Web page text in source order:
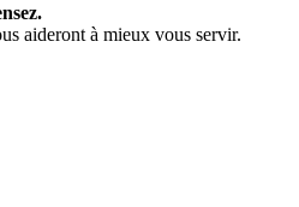
aideront à mieux vous servir.